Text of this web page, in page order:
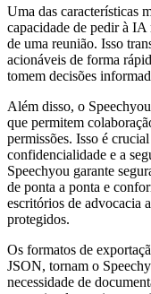
Uma das características
capacidade de pedir à IA
de uma reunião. Isso
acionáveis de forma
tomem decisões
Além disso, o
que permitem
permissões. Isso é
confidencialidade e a
Speechyou garante
de ponta a ponta e
escritórios de advocacia
protegidos.
Os formatos de
JSON, tornam o
necessidade de